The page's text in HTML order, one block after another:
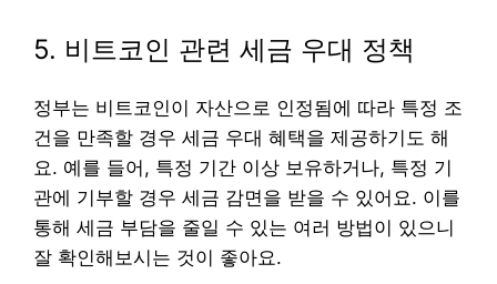
5. 비트코인 관련 세금 우대 정책
정부는 비트코인이 자산으로 인정됨에 따라 특정 조
건을 만족할 경우 세금 우대 혜택을 제공하기도 해
요. 예를 들어, 특정 기간 이상 보유하거나, 특정 기
관에 기부할 경우 세금 감면을 받을 수 있어요. 이를
통해 세금 부담을 줄일 수 있는 여러 방법이 있으니
잘 확인해보시는 것이 좋아요.